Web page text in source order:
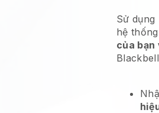
Sử
hệ
của
Blackbell